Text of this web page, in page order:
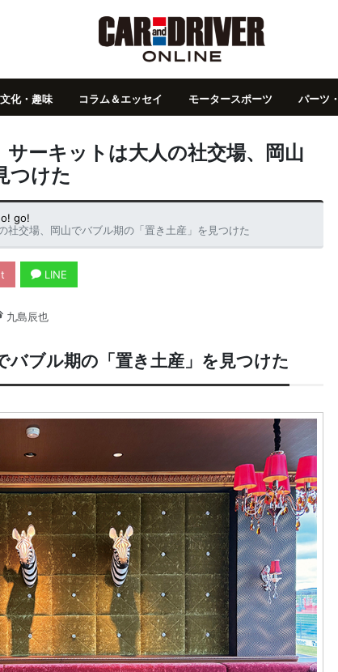
文化・趣味 コラム＆エッセイ モータースポーツ パーツ
サーキットは大人の社交場、岡山
つけた
go!
社交場、岡山でバブル期の「置き土産」を見つけた
LINE
九島辰也
バブル期の「置き土産」を見つけた